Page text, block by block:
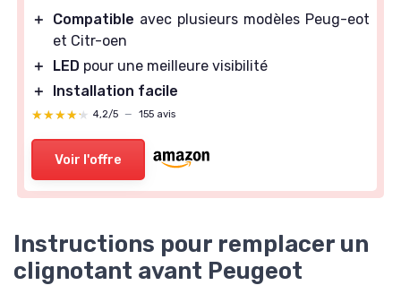
＋ Compatible avec plusieurs modèles Peug-eot
et Citr-oen
＋
LED pour une meilleure visibilité
＋
Installation facile
★★★★★
★★★★★ 4,2/5 — 155 avis
Voir l'offre
Instructions pour remplacer un
clignotant avant Peugeot